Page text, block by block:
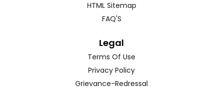
HTML Sitemap
FAQ'S
Legal
Terms Of Use
Privacy Policy
Grievance-Redressal